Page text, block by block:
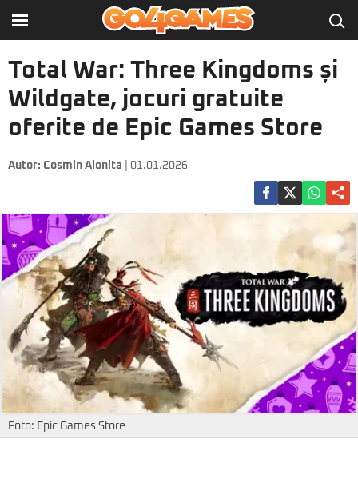
Total War: Three Kingdoms și
Wildgate, jocuri gratuite
oferite de Epic Games Store
Autor: Cosmin Aionita | 01.01.2026
Foto: Epic Games Store